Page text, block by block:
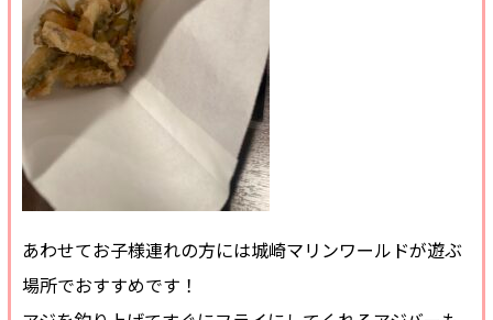
あわせてお子様連れの方には城崎マリンワールドが遊ぶ
場所でおすすめです！